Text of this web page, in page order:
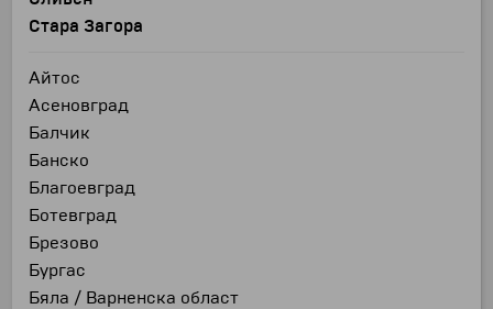
Стара Загора
Айтос
Асеновград
Балчик
Банско
Благоевград
Ботевград
Брезово
Бургас
Бяла / Варненска област